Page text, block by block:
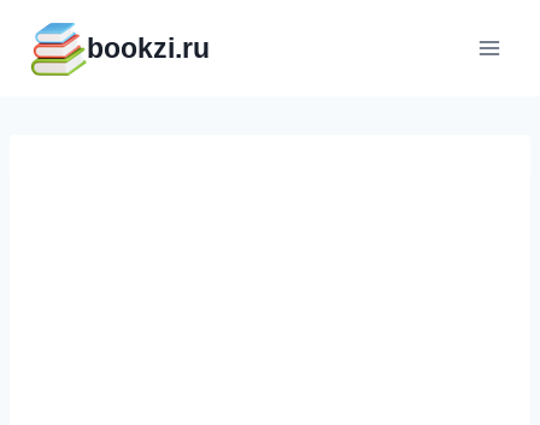
содержимому
bookzi.ru